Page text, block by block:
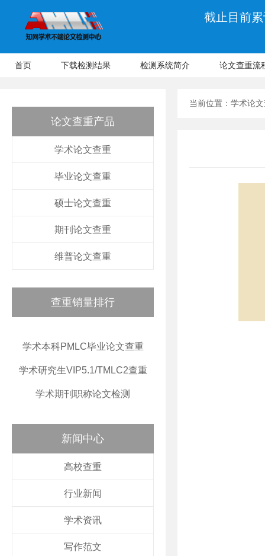
截止目前
首页 下载检测结果 检测系统简介 论文查重流
论文查重产品
学术论文查重
毕业论文查重
硕士论文查重
期刊论文查重
维普论文查重
查重销量排行
学术本科PMLC毕业论文查重
学术研究生VIP5.1/TMLC2查重
学术期刊职称论文检测
新闻中心
高校查重
行业新闻
学术资讯
写作范文
当前位置： 学术论